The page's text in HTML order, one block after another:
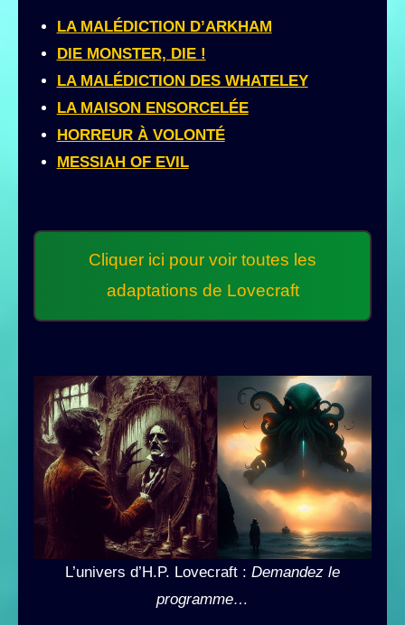
LA MALÉDICTION D’ARKHAM
DIE MONSTER, DIE !
LA MALÉDICTION DES WHATELEY
LA MAISON ENSORCELÉE
HORREUR À VOLONTÉ
MESSIAH OF EVIL
Cliquer ici pour voir toutes les
adaptations de Lovecraft
L’univers d’H.P. Lovecraft : Demandez le
programme…